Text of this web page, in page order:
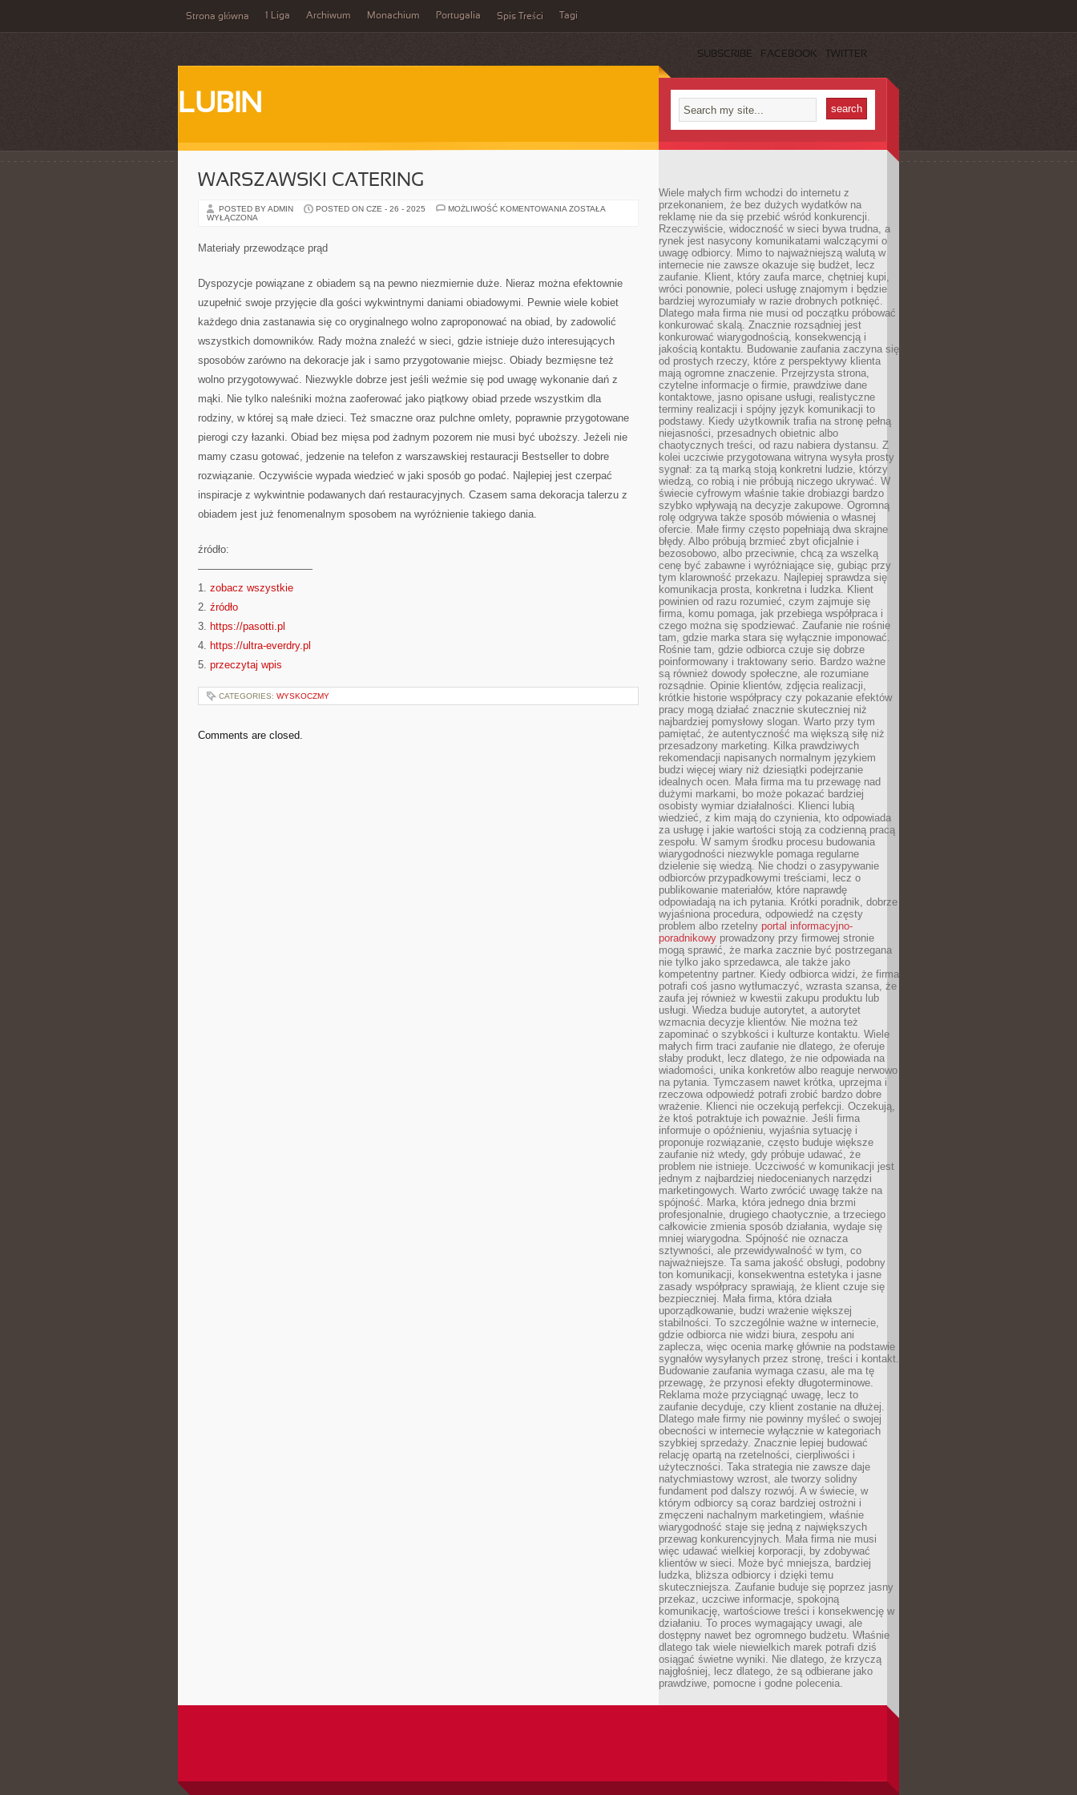
Strona główna 1 Liga Archiwum Monachium Portugalia Spis Treści Tagi
SUBSCRIBE FACEBOOK TWITTER
LUBIN
WARSZAWSKI CATERING
POSTED BY ADMIN POSTED ON CZE - 26 - 2025 MOŻLIWOŚĆ KOMENTOWANIA WARSZAWSKI
ZOSTAŁA
WYŁĄCZONA
Materiały przewodzące prąd
Dyspozycje powiązane z obiadem są na pewno niezmiernie duże. Nieraz można efektownie
uzupełnić swoje przyjęcie dla gości wykwintnymi daniami obiadowymi. Pewnie wiele kobiet
każdego dnia zastanawia się co oryginalnego wolno zaproponować na obiad, by zadowolić
wszystkich domowników. Rady można znaleźć w sieci, gdzie istnieje dużo interesujących
sposobów zarówno na dekoracje jak i samo przygotowanie miejsc. Obiady bezmięsne też
wolno przygotowywać. Niezwykle dobrze jest jeśli weźmie się pod uwagę wykonanie dań z
mąki. Nie tylko naleśniki można zaoferować jako piątkowy obiad przede wszystkim dla
rodziny, w której są małe dzieci. Też smaczne oraz pulchne omlety, poprawnie przygotowane
pierogi czy łazanki. Obiad bez mięsa pod żadnym pozorem nie musi być uboższy. Jeżeli nie
mamy czasu gotować, jedzenie na telefon z warszawskiej restauracji Bestseller to dobre
rozwiązanie. Oczywiście wypada wiedzieć w jaki sposób go podać. Najlepiej jest czerpać
inspiracje z wykwintnie podawanych dań restauracyjnych. Czasem sama dekoracja talerzu z
obiadem jest już fenomenalnym sposobem na wyróżnienie takiego dania.
źródło:
———————————
1. zobacz wszystkie
2. źródło
3. https://pasotti.pl
4. https://ultra-everdry.pl
5. przeczytaj wpis
CATEGORIES: WYSKOCZMY
Comments are closed.
Wiele małych firm wchodzi do internetu z
przekonaniem, że bez dużych wydatków na
reklamę nie da się przebić wśród konkurencji.
Rzeczywiście, widoczność w sieci bywa trudna, a
rynek jest nasycony komunikatami walczącymi o
uwagę odbiorcy. Mimo to najważniejszą walutą w
internecie nie zawsze okazuje się budżet, lecz
zaufanie. Klient, który zaufa marce, chętniej kupi,
wróci ponownie, poleci usługę znajomym i będzie
bardziej wyrozumiały w razie drobnych potknięć.
Dlatego mała firma nie musi od początku próbować
konkurować skalą. Znacznie rozsądniej jest
konkurować wiarygodnością, konsekwencją i
jakością kontaktu. Budowanie zaufania zaczyna się
od prostych rzeczy, które z perspektywy klienta
mają ogromne znaczenie. Przejrzysta strona,
czytelne informacje o firmie, prawdziwe dane
kontaktowe, jasno opisane usługi, realistyczne
terminy realizacji i spójny język komunikacji to
podstawy. Kiedy użytkownik trafia na stronę pełną
niejasności, przesadnych obietnic albo
chaotycznych treści, od razu nabiera dystansu. Z
kolei uczciwie przygotowana witryna wysyła prosty
sygnał: za tą marką stoją konkretni ludzie, którzy
wiedzą, co robią i nie próbują niczego ukrywać. W
świecie cyfrowym właśnie takie drobiazgi bardzo
szybko wpływają na decyzje zakupowe. Ogromną
rolę odgrywa także sposób mówienia o własnej
ofercie. Małe firmy często popełniają dwa skrajne
błędy. Albo próbują brzmieć zbyt oficjalnie i
bezosobowo, albo przeciwnie, chcą za wszelką
cenę być zabawne i wyróżniające się, gubiąc przy
tym klarowność przekazu. Najlepiej sprawdza się
komunikacja prosta, konkretna i ludzka. Klient
powinien od razu rozumieć, czym zajmuje się
firma, komu pomaga, jak przebiega współpraca i
czego można się spodziewać. Zaufanie nie rośnie
tam, gdzie marka stara się wyłącznie imponować.
Rośnie tam, gdzie odbiorca czuje się dobrze
poinformowany i traktowany serio. Bardzo ważne
są również dowody społeczne, ale rozumiane
rozsądnie. Opinie klientów, zdjęcia realizacji,
krótkie historie współpracy czy pokazanie efektów
pracy mogą działać znacznie skuteczniej niż
najbardziej pomysłowy slogan. Warto przy tym
pamiętać, że autentyczność ma większą siłę niż
przesadzony marketing. Kilka prawdziwych
rekomendacji napisanych normalnym językiem
budzi więcej wiary niż dziesiątki podejrzanie
idealnych ocen. Mała firma ma tu przewagę nad
dużymi markami, bo może pokazać bardziej
osobisty wymiar działalności. Klienci lubią
wiedzieć, z kim mają do czynienia, kto odpowiada
za usługę i jakie wartości stoją za codzienną pracą
zespołu. W samym środku procesu budowania
wiarygodności niezwykle pomaga regularne
dzielenie się wiedzą. Nie chodzi o zasypywanie
odbiorców przypadkowymi treściami, lecz o
publikowanie materiałów, które naprawdę
odpowiadają na ich pytania. Krótki poradnik, dobrze
wyjaśniona procedura, odpowiedź na częsty
problem albo rzetelny portal informacyjno-
poradnikowy prowadzony przy firmowej stronie
mogą sprawić, że marka zacznie być postrzegana
nie tylko jako sprzedawca, ale także jako
kompetentny partner. Kiedy odbiorca widzi, że firma
potrafi coś jasno wytłumaczyć, wzrasta szansa, że
zaufa jej również w kwestii zakupu produktu lub
usługi. Wiedza buduje autorytet, a autorytet
wzmacnia decyzje klientów. Nie można też
zapominać o szybkości i kulturze kontaktu. Wiele
małych firm traci zaufanie nie dlatego, że oferuje
słaby produkt, lecz dlatego, że nie odpowiada na
wiadomości, unika konkretów albo reaguje nerwowo
na pytania. Tymczasem nawet krótka, uprzejma i
rzeczowa odpowiedź potrafi zrobić bardzo dobre
wrażenie. Klienci nie oczekują perfekcji. Oczekują,
że ktoś potraktuje ich poważnie. Jeśli firma
informuje o opóźnieniu, wyjaśnia sytuację i
proponuje rozwiązanie, często buduje większe
zaufanie niż wtedy, gdy próbuje udawać, że
problem nie istnieje. Uczciwość w komunikacji jest
jednym z najbardziej niedocenianych narzędzi
marketingowych. Warto zwrócić uwagę także na
spójność. Marka, która jednego dnia brzmi
profesjonalnie, drugiego chaotycznie, a trzeciego
całkowicie zmienia sposób działania, wydaje się
mniej wiarygodna. Spójność nie oznacza
sztywności, ale przewidywalność w tym, co
najważniejsze. Ta sama jakość obsługi, podobny
ton komunikacji, konsekwentna estetyka i jasne
zasady współpracy sprawiają, że klient czuje się
bezpieczniej. Mała firma, która działa
uporządkowanie, budzi wrażenie większej
stabilności. To szczególnie ważne w internecie,
gdzie odbiorca nie widzi biura, zespołu ani
zaplecza, więc ocenia markę głównie na podstawie
sygnałów wysyłanych przez stronę, treści i kontakt.
Budowanie zaufania wymaga czasu, ale ma tę
przewagę, że przynosi efekty długoterminowe.
Reklama może przyciągnąć uwagę, lecz to
zaufanie decyduje, czy klient zostanie na dłużej.
Dlatego małe firmy nie powinny myśleć o swojej
obecności w internecie wyłącznie w kategoriach
szybkiej sprzedaży. Znacznie lepiej budować
relację opartą na rzetelności, cierpliwości i
użyteczności. Taka strategia nie zawsze daje
natychmiastowy wzrost, ale tworzy solidny
fundament pod dalszy rozwój. A w świecie, w
którym odbiorcy są coraz bardziej ostrożni i
zmęczeni nachalnym marketingiem, właśnie
wiarygodność staje się jedną z największych
przewag konkurencyjnych. Mała firma nie musi
więc udawać wielkiej korporacji, by zdobywać
klientów w sieci. Może być mniejsza, bardziej
ludzka, bliższa odbiorcy i dzięki temu
skuteczniejsza. Zaufanie buduje się poprzez jasny
przekaz, uczciwe informacje, spokojną
komunikację, wartościowe treści i konsekwencję w
działaniu. To proces wymagający uwagi, ale
dostępny nawet bez ogromnego budżetu. Właśnie
dlatego tak wiele niewielkich marek potrafi dziś
osiągać świetne wyniki. Nie dlatego, że krzyczą
najgłośniej, lecz dlatego, że są odbierane jako
prawdziwe, pomocne i godne polecenia.